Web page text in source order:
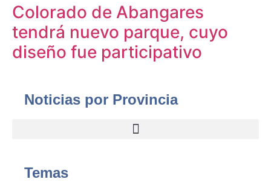
Colorado de Abangares
tendrá nuevo parque, cuyo
diseño fue participativo
Noticias por Provincia
Temas